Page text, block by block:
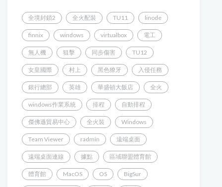
全境封鎖2 全火配裝 TU11 linode
finnix windows virtualbox 電工
無人機 狙擊 同步傷害 TU12
女皇國際 村上 黑色獠牙 入侵任務
銀行總部 英雄 華盛頓大飯店 全火
windows作業系統 排程 自動排程
傑佛遜貿易中心 全火裝 Windows
Team Viewer radmin 遠端桌面
遠端桌面連線 據點 區域聯盟體育館
體育館 MacOS OS BigSur